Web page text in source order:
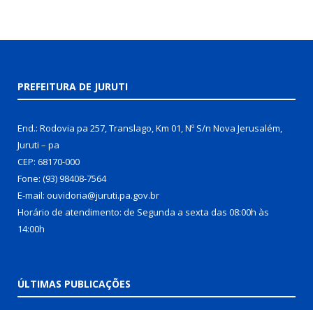
PREFEITURA DE JURUTI
End.: Rodovia pa 257, Translago, Km 01, Nº S/n Nova Jerusalém,
Juruti – pa
CEP: 68170-000
Fone: (93) 98408-7564
E-mail: ouvidoria@juruti.pa.gov.br
Horário de atendimento: de Segunda a sexta das 08:00h às
14:00h
ÚLTIMAS PUBLICAÇÕES